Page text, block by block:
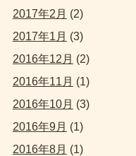
2017年2月 (2)
2017年1月 (3)
2016年12月 (2)
2016年11月 (1)
2016年10月 (3)
2016年9月 (1)
2016年8月 (1)